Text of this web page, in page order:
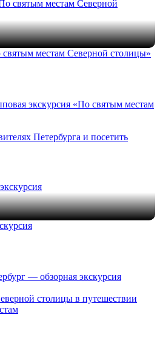
святым местам Северной столицы»
Петербурга и посетить
столицы в путешествии